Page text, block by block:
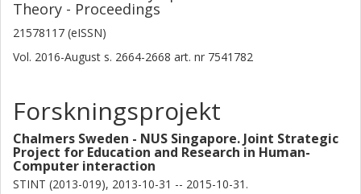
Theory - Proceedings
21578117 (eISSN)
Vol. 2016-August s. 2664-2668 art. nr 7541782
Forskningsprojekt
Chalmers Sweden - NUS Singapore. Joint Strategic
Project for Education and Research in Human-
Computer interaction
STINT (2013-019), 2013-10-31 -- 2015-10-31.